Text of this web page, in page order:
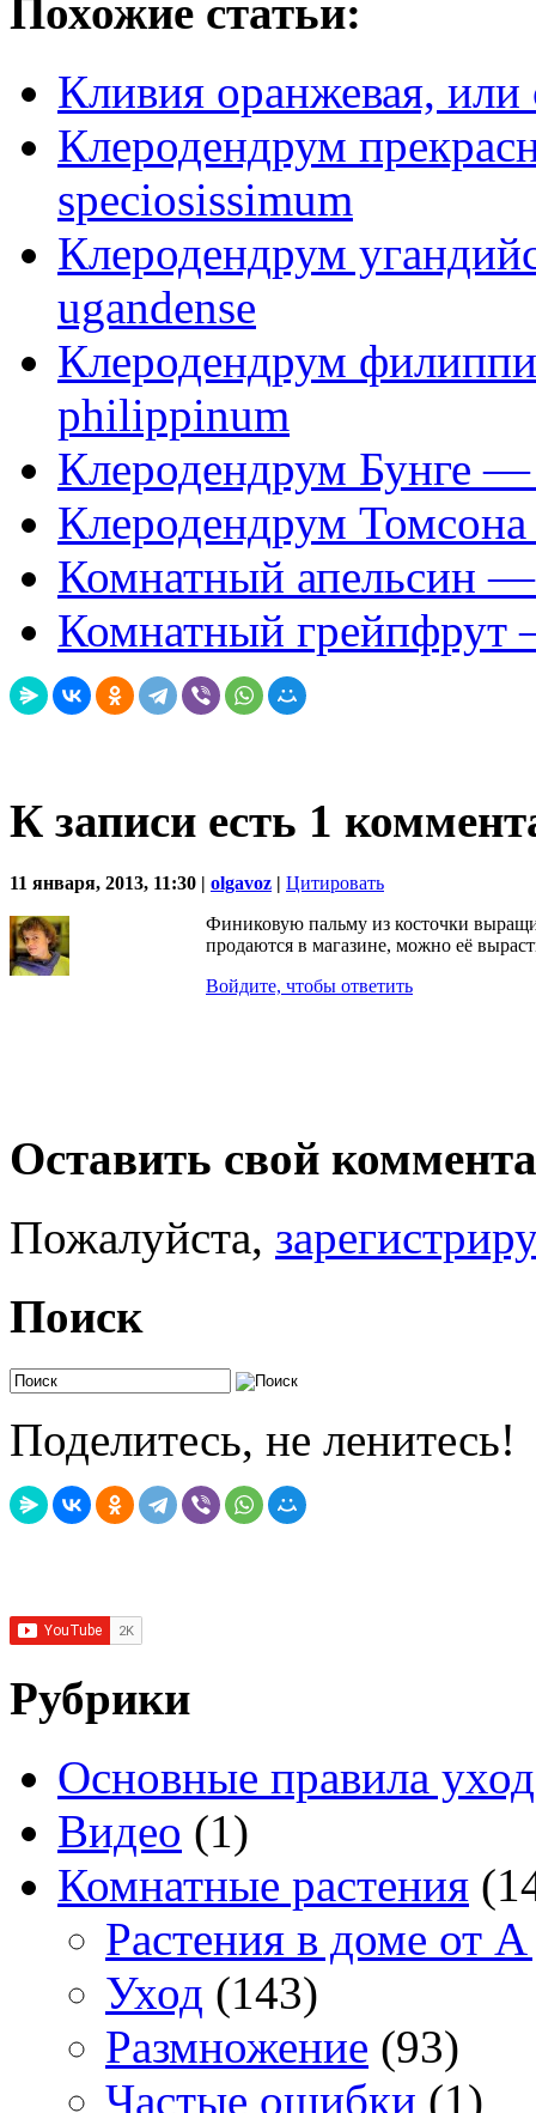
Похожие статьи:
Кливия оранжевая,
Клеродендрум
speciosissimum
Клеродендрум
ugandense
Клеродендрум
philippinum
Клеродендрум Бунге
Клеродендрум
Комнатный апельсин
Комнатный грейпфрут
К записи есть 1
11 января, 2013, 11:30 | olgavoz | Цитировать
Финиковую пальму из косточки
продаются в магазине, можно её
Войдите, чтобы ответить
Оставить свой
Пожалуйста,
Поиск
Поделитесь, не ленитесь!
Рубрики
Основные правила
Видео (1)
Комнатные растения
Растения в доме от
Уход (143)
Размножение (93)
Частые ошибки (1)